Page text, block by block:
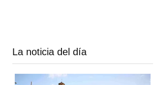
La noticia del día